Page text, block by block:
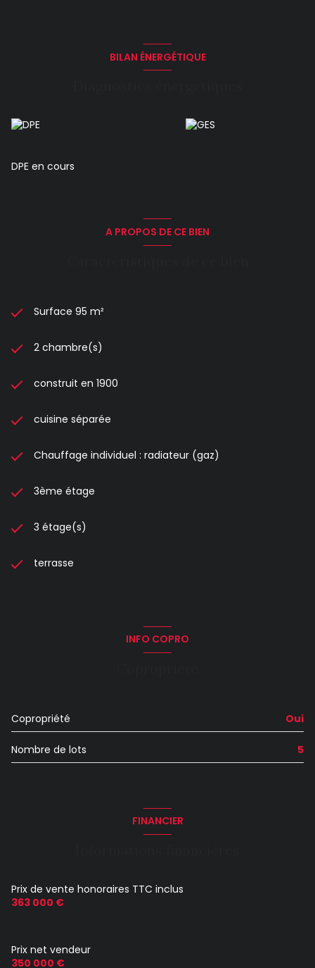
BILAN ÉNERGÉTIQUE
DPE en cours
A PROPOS DE CE BIEN
Surface 95 m²
2 chambre(s)
construit en 1900
cuisine séparée
Chauffage individuel : radiateur (gaz)
3ème étage
3 étage(s)
terrasse
INFO COPRO
Copropriété Oui
Nombre de lots 5
FINANCIER
Prix de vente honoraires TTC inclus
363 000 €
Prix net vendeur
350 000 €